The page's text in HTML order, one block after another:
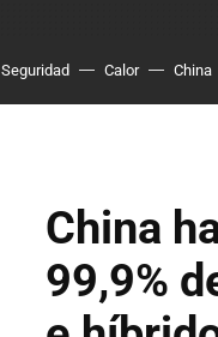
Seguridad Calor China
China
99,9%